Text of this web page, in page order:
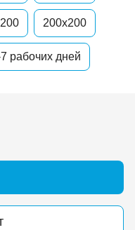
200x200
рабочих дней